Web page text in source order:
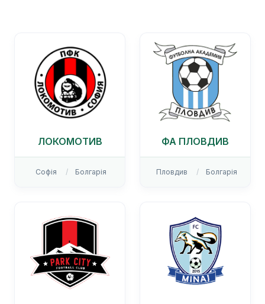
ЛОКОМОТИВ
Софія Болгарія
ФА ПЛОВДИВ
Пловдив Болгарія